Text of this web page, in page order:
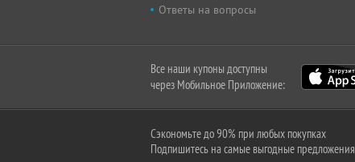
Ответы на вопросы
Все наши купоны доступны
через Мобильное Приложение:
Сэкономьте до 90% при любых покупках
Подпишитесь на самые выгодные предложения